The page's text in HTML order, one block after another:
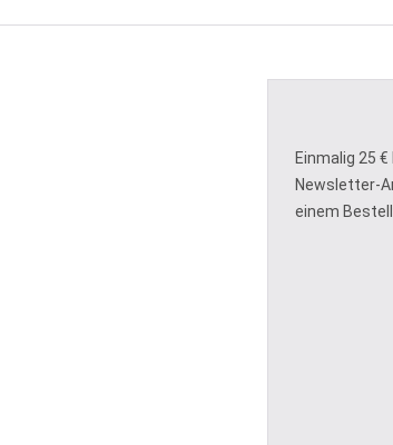
Einmalig 25
Newsletter-
einem